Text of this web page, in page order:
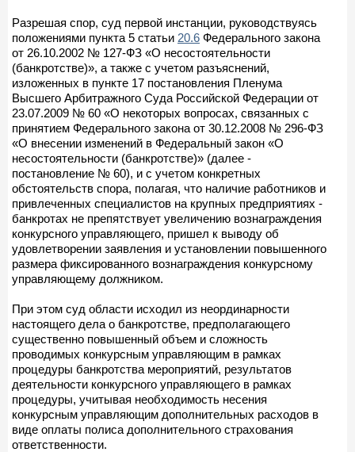
Разрешая спор, суд первой инстанции, руководствуясь
положениями пункта 5 статьи 20.6 Федерального закона
от 26.10.2002 № 127-ФЗ «О несостоятельности
(банкротстве)», а также с учетом разъяснений,
изложенных в пункте 17 постановления Пленума
Высшего Арбитражного Суда Российской Федерации от
23.07.2009 № 60 «О некоторых вопросах, связанных с
принятием Федерального закона от 30.12.2008 № 296-ФЗ
«О внесении изменений в Федеральный закон «О
несостоятельности (банкротстве)» (далее -
постановление № 60), и с учетом конкретных
обстоятельств спора, полагая, что наличие работников и
привлеченных специалистов на крупных предприятиях -
банкротах не препятствует увеличению вознаграждения
конкурсного управляющего, пришел к выводу об
удовлетворении заявления и установлении повышенного
размера фиксированного вознаграждения конкурсному
управляющему должником.
При этом суд области исходил из неординарности
настоящего дела о банкротстве, предполагающего
существенно повышенный объем и сложность
проводимых конкурсным управляющим в рамках
процедуры банкротства мероприятий, результатов
деятельности конкурсного управляющего в рамках
процедуры, учитывая необходимость несения
конкурсным управляющим дополнительных расходов в
виде оплаты полиса дополнительного страхования
ответственности.